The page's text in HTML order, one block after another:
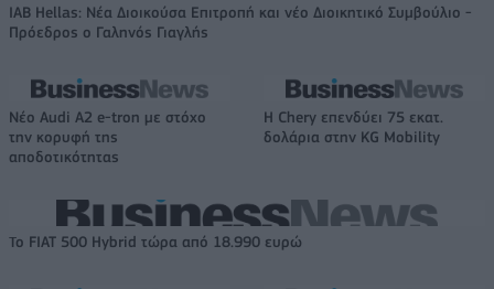
IAB Hellas: Νέα Διοικούσα Επιτροπή και νέο Διοικητικό Συμβούλιο -
Πρόεδρος ο Γαληνός Γιαγλής
Νέο Audi A2 e-tron με στόχο
την κορυφή της
αποδοτικότητας
Η Chery επενδύει 75 εκατ.
δολάρια στην KG Mobility
Το FIAT 500 Hybrid τώρα από 18.990 ευρώ